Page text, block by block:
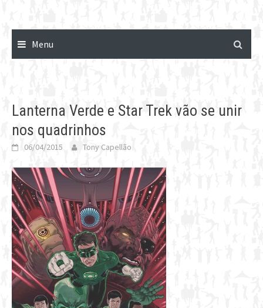
Menu
Lanterna Verde e Star Trek vão se unir
nos quadrinhos
06/04/2015 Tony Capellão